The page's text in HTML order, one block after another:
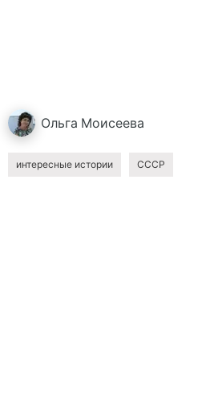
Ольга Моисеева
интересные истории СССР